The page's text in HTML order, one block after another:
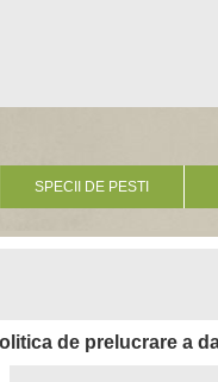
SPECII DE PESTI
de prelucrare a